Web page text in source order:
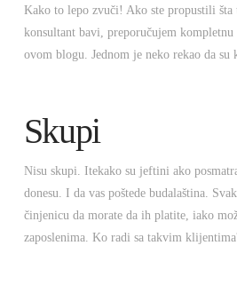
Kako to lepo zvuči! Ako ste propustili šta
konsultant bavi, preporučujem kompletnu
ovom blogu. Jednom je neko rekao da su
Skupi
Nisu skupi. Itekako su jeftini ako
donesu. I da vas poštede budalaština.
činjenicu da morate da ih platite, iako
zaposlenima. Ko radi sa takvim